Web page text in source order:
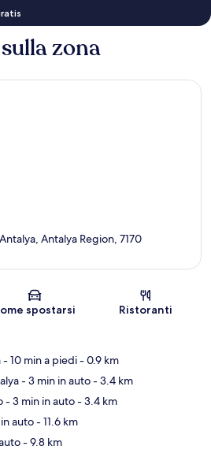
zona
Mappa
Antalya Region, 7170
spostarsi Ristoranti
- 10 min a piedi- 0.9 km
- 3 min in auto- 3.4 km
- 3 min in auto- 3.4 km
in auto- 11.6 km
- 9.8 km